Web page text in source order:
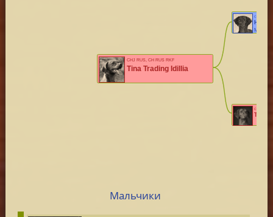
CHJ RUS, CH RUS RKF
Tina Trading Idillia
CH RUS,
MONT
CH J RUS,
Tina
Мальчики